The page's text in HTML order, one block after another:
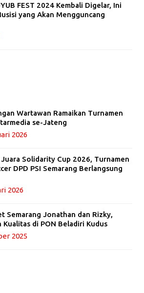
FEST 2024 Kembali Digelar, Ini
yang Akan Mengguncang
Wartawan Ramaikan Turnamen
se-Jateng
2026
Juara Solidarity Cup 2026, Turnamen
DPD PSI Semarang Berlangsung
2026
Semarang Jonathan dan Rizky,
Kualitas di PON Beladiri Kudus
2025